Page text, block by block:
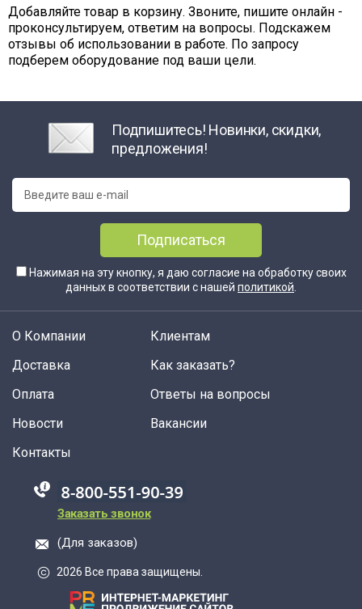
Добавляйте товар в корзину. Звоните, пишите онлайн -
проконсультируем, ответим на вопросы. Подскажем
отзывы об использовании в работе. По запросу
подберем оборудование под ваши цели.
Подпишитесь! Новинки, скидки,
предложения!
Подписаться
Нажимая на эту кнопку, я даю согласие на обработку своих
данных в соответствии с нашей политикой.
О Компании
Доставка
Оплата
Новости
Клиентам
Как заказать?
Ответы на вопросы
Вакансии
Контакты
88005555550
Заказать звонок
(Для заказов)
2026 Все права защищены.